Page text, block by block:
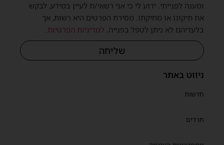
ניווט באתר
חדשות
חרדים
ומענה לפנייתי. ידוע לי כי אני רשאי/ת לעיין במידע, לבקש
את תיקונו או מחיקתו. מסירת הפרטים היא רשות, אך
בלעדיהם לא ניתן לטפל בפנייה. למדיניות הפרטיות.
שליחה